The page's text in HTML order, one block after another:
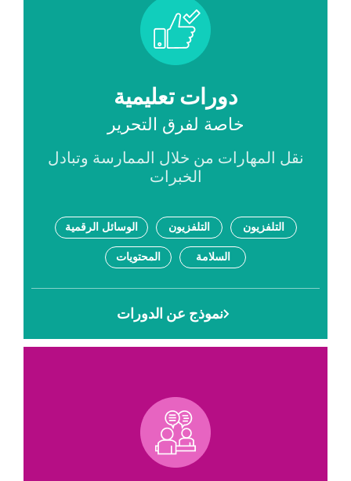
دورات تعليمية
خاصة لفرق التحرير
Description
نقل المهارات من خلال الممارسة وتبادل
الخبرات
Tags التلفزيون التلفزيون الوسائل الرقمية
السلامة المحتويات
نموذج عن الدورات
Icon